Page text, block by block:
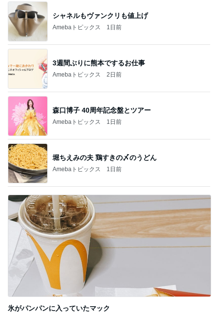
シャネルもヴァンクリも値上げ
Amebaトピックス 1日前
3週間ぶりに熊本でするお仕事
Amebaトピックス 2日前
森口博子 40周年記念盤とツアー
Amebaトピックス 1日前
堀ちえみの夫 鶏すきの〆のうどん
Amebaトピックス 1日前
氷がパンパンに入っていたマック